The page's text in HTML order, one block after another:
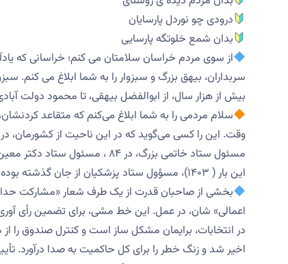
درودی چو نوردل پارسایان
بدان شمع خلوتگه پارسایی
از سوی مردم خراسان سلامتان می کنم؛ خراسانی که
سربداران، بیهق بزرگ و سبزوار را به شما ابلاغ می کنم.
بیش از هزار سال، از ابوالفضل بیهقی، تا محمود دولت
این بار ( ۱۴۰۳)، مسؤول ستاد پزشکیان از جان گذشته بوده ام.
بخشی از صاحبان قدرت از یک طرف شعار «مشارکت
اعمالی» شان، در عمل. این خط مشی، برای تضمین رأی
اخیر شد و زنگ خطر را برای کل حاکمیت به صدا درآورد.